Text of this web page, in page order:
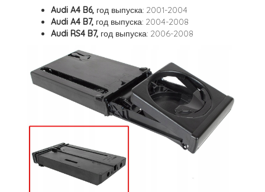
Audi A4 B6, год выпуска: 2001-2004
Audi A4 B7, год выпуска: 2004-2008
Audi RS4 B7, год выпуска: 2006-2008